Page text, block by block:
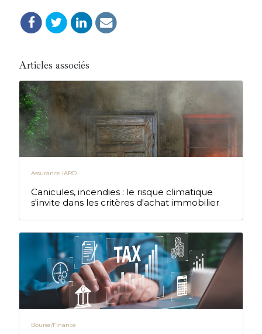
Articles associés
Assurance IARD
Canicules, incendies : le risque climatique
s'invite dans les critères d'achat immobilier
Bourse/Finance